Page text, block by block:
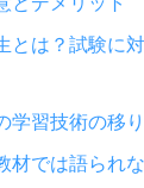
とは？試験に
学習技術の移
材では語られ